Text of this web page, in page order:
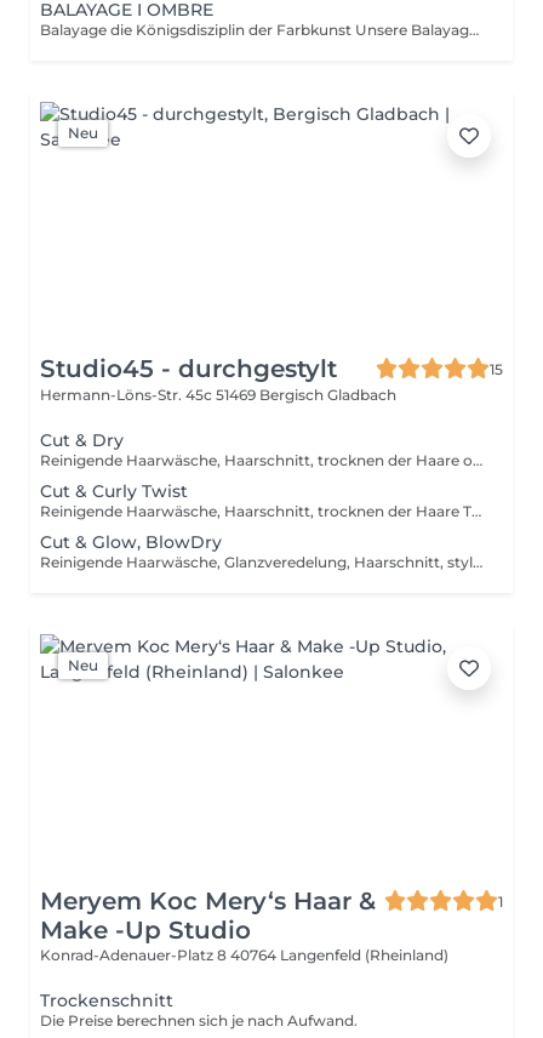
BALAYAGE I OMBRE
Balayage die Königsdisziplin der Farbkunst Unsere Balayage ist weit mehr als eine Farbtechnik sie ist maßgeschneiderte Farbkunst auf höchstem Niveau. Mit viel Feingefühl, Präzision und kreativem Gespür entstehen unglaublich weiche, fließende Farbverläufe, die individuell in mehreren Nuancen und feinen Zierungen ausgearbeitet werden. Das Ergebnis: Tiefe, Dimension und ein natürlicher Glow, der sich harmonisch mit Ihrem Haarschnitt verbindet. Jede Balayage beginnt bei uns mit einer ausführlichen, persönlichen Beratung. Pflege, präzises Spitzenschneiden sowie eine hochwertige Farbveredelung sind fester Bestandteil dieses exklusiven Services für gesund wirkendes Haar, perfekte Übergänge und einen luxuriösen, langanhaltenden Glanz. Ein Erlebnis für alle, die das Besondere suchen individuell, edel und zeitlos schön.
Neu
Studio45 - durchgestylt
15
Hermann-Löns-Str. 45c 51469 Bergisch Gladbach
Cut & Dry
Reinigende Haarwäsche, Haarschnitt, trocknen der Haare ohne Rundbürste/Hot tool, inkl. Stylingprodukten zum Finish. Faire Preise für alle – unsere Haarschnitt-Tarife orientieren sich ausschließlich an der Haarlänge, nicht am Geschlecht!
Cut & Curly Twist
Reinigende Haarwäsche, Haarschnitt, trocknen der Haare Trocknen mit Difusor - Definieren der Naturlocke, inkl. Stylingprodukten zum Finish. Faire Preise für alle – unsere Haarschnitt-Tarife orientieren sich ausschließlich an der Haarlänge, nicht am Geschlecht!
Cut & Glow, BlowDry
Reinigende Haarwäsche, Glanzveredelung, Haarschnitt, stylen der Haare inkl. Rundbürsten/Hot tool, inkl. Stylingprodukten zim Finish
Neu
Meryem Koc Mery‘s Haar &
Make -Up Studio
1
Konrad-Adenauer-Platz 8 40764 Langenfeld (Rheinland)
Trockenschnitt
Die Preise berechnen sich je nach Aufwand.